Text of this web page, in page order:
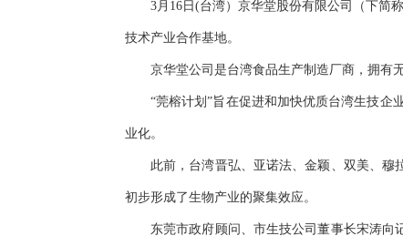
3月16日(台湾）京华堂股份有限公司（下简
技术产业合作基地。
京华堂公司是台湾食品生产制造厂商，拥有
“莞榕计划”旨在促进和加快优质台湾生技企
业化。
此前，台湾晋弘、亚诺法、金颖、双美、穆
初步形成了生物产业的聚集效应。
东莞市政府顾问、市生技公司董事长宋涛向